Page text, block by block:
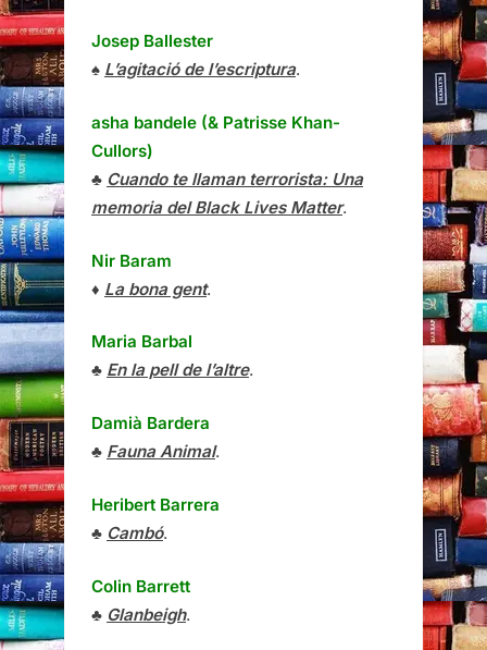
Josep Ballester
♠ L’agitació de l’escriptura.
asha bandele (& Patrisse Khan-
Cullors)
♣ Cuando te llaman terrorista: Una
memoria del Black Lives Matter.
Nir Baram
♦ La bona gent.
Maria Barbal
♣ En la pell de l’altre.
Damià Bardera
♣ Fauna Animal.
Heribert Barrera
♣ Cambó.
Colin Barrett
♣ Glanbeigh.